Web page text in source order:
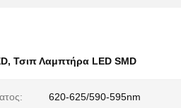
, Τσιπ Λαμπτήρα LED SMD
620-625/590-595nm